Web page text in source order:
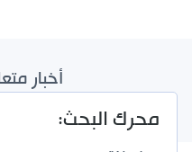
أخبار
محرك البحث: